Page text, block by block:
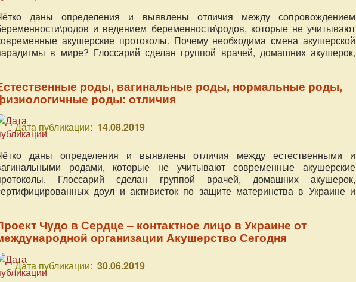
даны определения и выявлены отличия между сопровождением
и ведением беременности\родов, которые не учитывают
акушерские протоколы. Почему необходима смена акушерской
в мире? Глоссарий сделан группой врачей, домашних акушерок,
роды, вагинальные роды, нормальные роды,
роды: отличия
Дата публикации: 14.08.2019
даны определения и выявлены отличия между естественными и
родами, которые не учитывают современные акушерские
Глоссарий сделан группой врачей, домашних акушерок,
доул и активисток по защите материнства в Украине и
Чудо в Сердце – контактное лицо в Украине от
организации Акушерство Сегодня
Дата публикации: 30.06.2019